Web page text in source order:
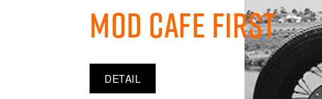
Mod Cafe First
DETAIL